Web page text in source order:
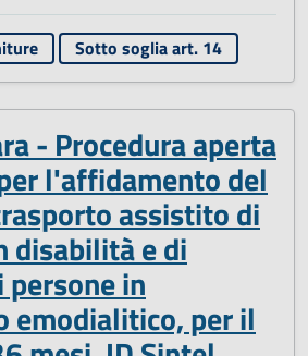
Sotto soglia art. 14
- Procedura aperta
l'affidamento del
assistito di
disabilità e di
in
emodialitico, per il